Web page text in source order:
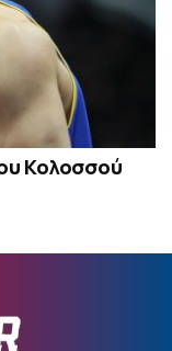
Κολοσσού